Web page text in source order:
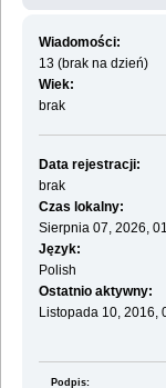
Wiadomości:
13 (brak na dzień)
Wiek:
brak
Data rejestracji:
brak
Czas lokalny:
Sierpnia 07, 2026,
Język:
Polish
Ostatnio aktywny:
Listopada 10, 2016,
Podpis: